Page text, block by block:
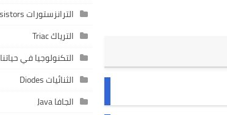
الترانزستورات Transistors
الترياك Triac
التكنولوجيا في حياتنا Technology in Our Life
الثنائيات Diodes
الجافا Java